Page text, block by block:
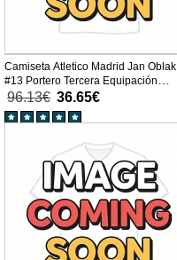
Camiseta Atletico Madrid Jan Oblak
#13 Portero Tercera Equipación
Replica 2025-26 para niños mangas
cortas (+ Pantalones cortos)
96.13€ 36.65€